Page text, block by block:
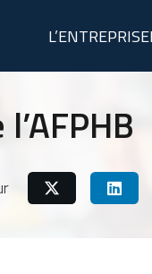
L’ENTREPRISE